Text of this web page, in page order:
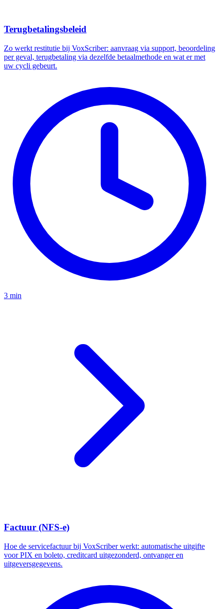
Terugbetalingsbeleid
Zo werkt restitutie bij VoxScriber: aanvraag via support, beoordeling
per geval, terugbetaling via dezelfde betaalmethode en wat er met
uw cycli gebeurt.
3 min
Factuur (NFS-e)
Hoe de servicefactuur bij VoxScriber werkt: automatische uitgifte
voor PIX en boleto, creditcard uitgezonderd, ontvanger en
uitgeversgegevens.